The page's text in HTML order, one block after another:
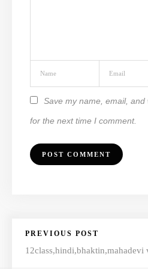
Save my name, email,
for the next time I comment.
PREVIOUS POST
12class,hindi,bhaktin,mahadevi